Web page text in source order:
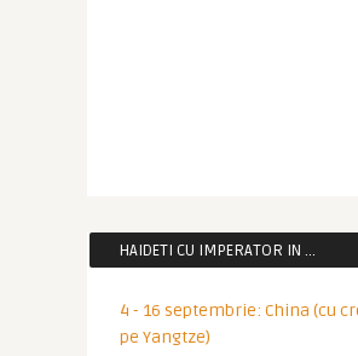
HAIDETI CU IMPERATOR IN …
4 - 16 septembrie: China (cu
pe Yangtze)